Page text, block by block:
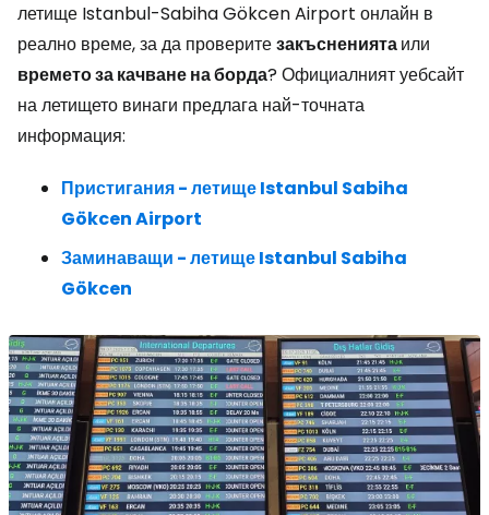
летище Istanbul-Sabiha Gökcen Airport онлайн в
реално време, за да проверитезакъснениятаили
времето за качване на борда? Официалният уебсайт
на летището винаги предлага най-точната
информация:
Пристигания - летище Istanbul Sabiha
Gökcen Airport
Заминаващи - летище Istanbul Sabiha
Gökcen